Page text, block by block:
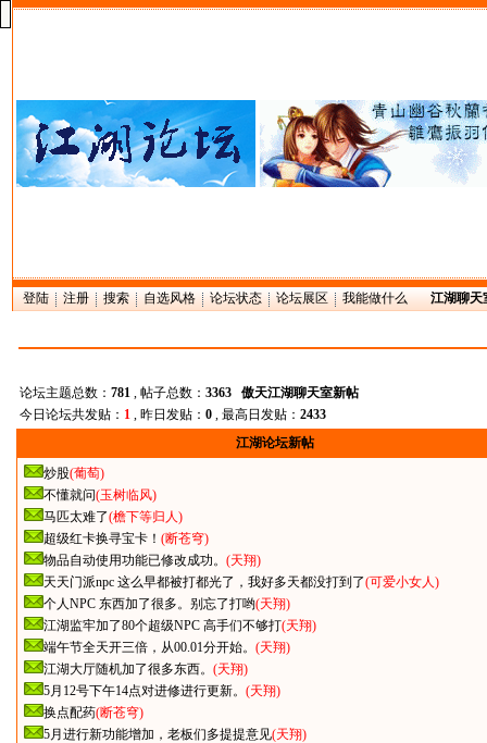
登陆 注册 搜索 自选风格 论坛状态 论坛展区 我能做什么 江湖聊天
论坛主题总数： 781 , 帖子总数： 3363
傲天江湖聊天室新帖
今日论坛共发贴： 1 , 昨日发贴： 0 , 最高日发贴： 2433
江湖论坛新帖
炒股(葡萄)
不懂就问(玉树临风)
马匹太难了(檐下等归人)
超级红卡换寻宝卡！ (断苍穹)
物品自动使用功能已修改成功。 (天翔)
天天门派npc 这么早都被打都光了，我好多天都没打到了(可爱小女人)
个人NPC 东西加了很多。别忘了打哟(天翔)
江湖监牢加了80个超级NPC 高手们不够打(天翔)
端午节全天开三倍，从00.01分开始。 (天翔)
江湖大厅随机加了很多东西。 (天翔)
5月12号下午14点对进修进行更新。 (天翔)
换点配药(断苍穹)
5月进行新功能增加，老板们多提提意见(天翔)